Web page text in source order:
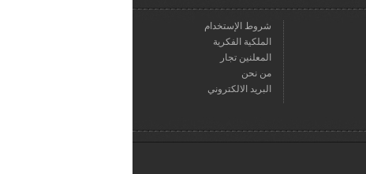
شروط الإستخدام
الملكية الفكرية
المعلنين تجار
من نحن
البريد الالكتروني